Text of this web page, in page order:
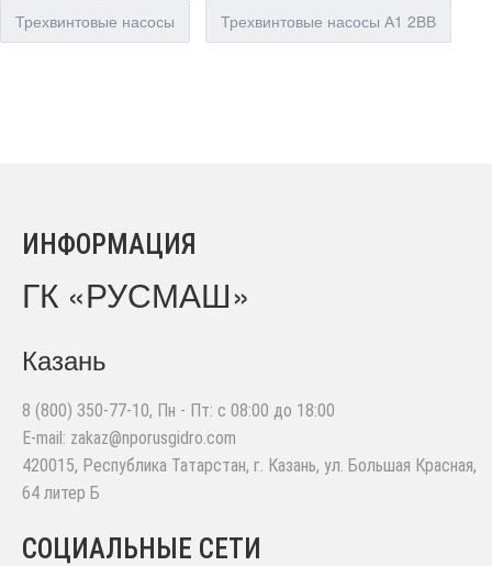
Трехвинтовые насосы
Трехвинтовые насосы А1 2ВВ
ИНФОРМАЦИЯ
ГК «РУСМАШ»
Казань
8 (800) 350-77-10, Пн - Пт: с 08:00 до 18:00
E-mail: zakaz@nporusgidro.com
420015, Республика Татарстан, г. Казань, ул. Большая Красная,
64 литер Б
СОЦИАЛЬНЫЕ СЕТИ